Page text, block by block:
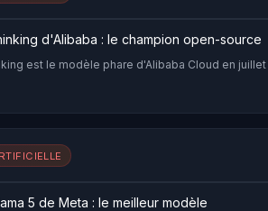
d'Alibaba : le champion open-source
est le modèle phare d'Alibaba Cloud en
5 de Meta : le meilleur modèle